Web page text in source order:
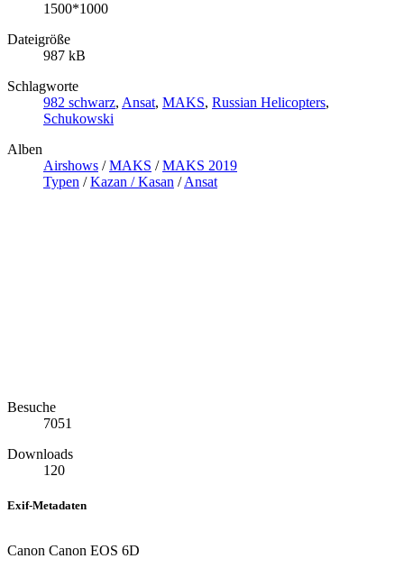
1500*1000
Dateigröße
987 kB
Schlagworte
982 schwarz, Ansat, MAKS, Russian Helicopters,
Schukowski
Alben
Airshows /MAKS /MAKS 2019
Typen /Kazan / Kasan /Ansat
Besuche
7051
Downloads
120
Exif-Metadaten
Canon Canon EOS 6D